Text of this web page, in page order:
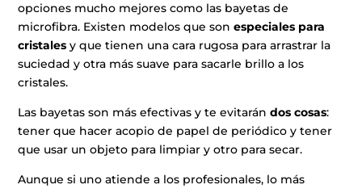
opciones mucho mejores como las bayetas de
microfibra. Existen modelos que sonespeciales para
cristales y que tienen una cara rugosa para arrastrar la
suciedad y otra más suave para sacarle brillo a los
cristales.
Las bayetas son más efectivas y te evitarándos cosas:
tener que hacer acopio de papel de periódico y tener
que usar un objeto para limpiar y otro para secar.
Aunque si uno atiende a los profesionales, lo más